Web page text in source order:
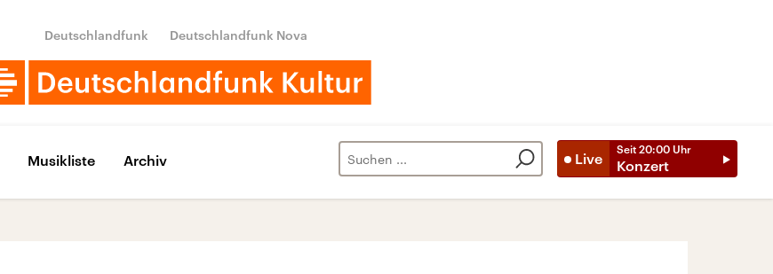
Deutschlandfunk Deutschlandfunk Nova
Live
Seit 20:00 Uhr
Konzert
Musikliste Archiv